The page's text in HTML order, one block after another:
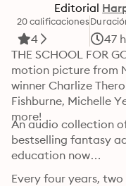
Editorial
20 calificaciones
4 47
THE SCHOOL FOR
motion picture from
winner Charlize
Fishburne, Michelle
An audio collection
bestselling fantasy
education now…
Every four years,